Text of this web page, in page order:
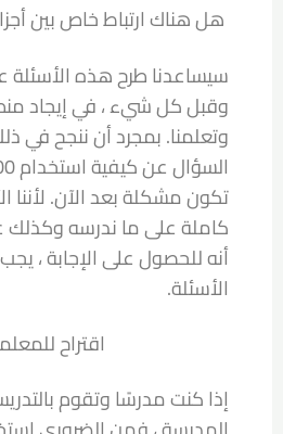
هل هناك ارتباط خاص بين
سيساعدنا طرح هذه الأسئلة
وقبل كل شيء ، في إيجاد
وتعلمنا. بمجرد أن ننجح في
تكون مشكلة بعد الآن. لأننا
كاملة على ما ندرسه وكذلك
أنه للحصول على الإجابة ،
الأسئلة.
اقتراح
إذا كنت مدرسًا وتقوم